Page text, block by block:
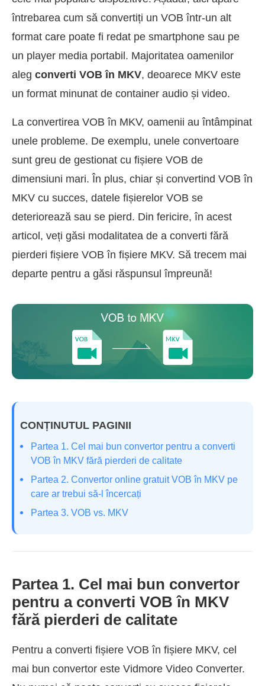
întrebarea cum să convertiți un VOB într-un alt
format care poate fi redat pe smartphone sau pe
un player media portabil. Majoritatea oamenilor
aleg converti VOB în MKV, deoarece MKV este
un format minunat de container audio și video.
La convertirea VOB în MKV, oamenii au întâmpinat
unele probleme. De exemplu, unele convertoare
sunt greu de gestionat cu fișiere VOB de
dimensiuni mari. În plus, chiar și convertind VOB în
MKV cu succes, datele fișierelor VOB se
deteriorează sau se pierd. Din fericire, în acest
articol, veți găsi modalitatea de a converti fără
pierderi fișiere VOB în fișiere MKV. Să trecem mai
departe pentru a găsi răspunsul împreună!
CONȚINUTUL PAGINII
Partea 1. Cel mai bun convertor pentru a converti
VOB în MKV fără pierderi de calitate
Partea 2. Convertor online gratuit VOB în MKV pe
care ar trebui să-l încercați
Partea 3. VOB vs. MKV
Partea 1. Cel mai bun convertor
pentru a converti VOB în MKV
fără pierderi de calitate
Pentru a converti fișiere VOB în fișiere MKV, cel
mai bun convertor este Vidmore Video Converter.